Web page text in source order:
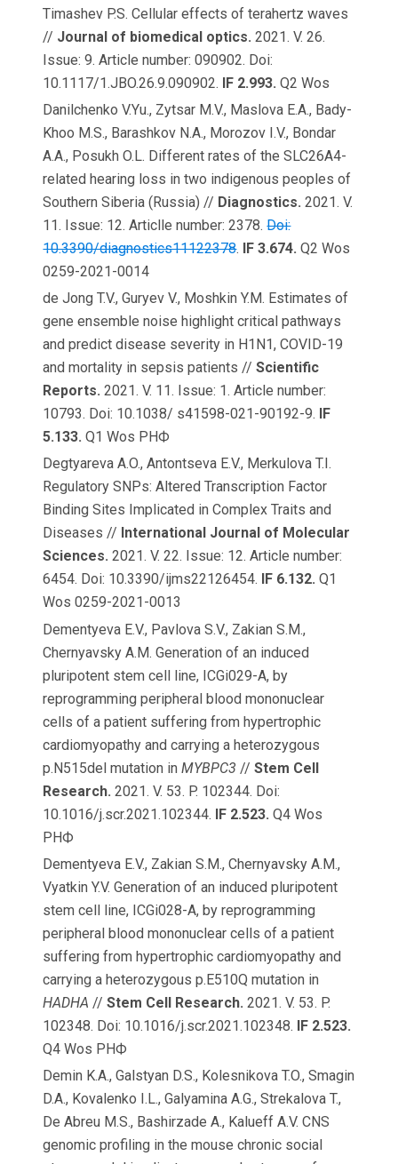
Timashev P.S. Cellular effects of terahertz waves
// Journal of biomedical optics. 2021. V. 26.
Issue: 9. Article number: 090902. Doi:
10.1117/1.JBO.26.9.090902. IF 2.993. Q2 Wos
Danilchenko V.Yu., Zytsar M.V., Maslova E.A., Bady-
Khoo M.S., Barashkov N.A., Morozov I.V., Bondar
A.A., Posukh O.L. Different rates of the SLC26A4-
related hearing loss in two indigenous peoples of
Southern Siberia (Russia) // Diagnostics. 2021. V.
11. Issue: 12. Articlle number: 2378.Doi:
10.3390/diagnostics11122378. IF 3.674. Q2 Wos
0259-2021-0014
de Jong T.V., Guryev V., Moshkin Y.M. Estimates of
gene ensemble noise highlight critical pathways
and predict disease severity in H1N1, COVID-19
and mortality in sepsis patients //Scientific
Reports. 2021. V. 11. Issue: 1. Article number:
10793. Doi: 10.1038/ s41598-021-90192-9.
IF
5.133. Q1 Wos РНФ
Degtyareva A.O., Antontseva E.V., Merkulova T.I.
Regulatory SNPs: Altered Transcription Factor
Binding Sites Implicated in Complex Traits and
Diseases // International Journal of Molecular
Sciences. 2021. V. 22. Issue: 12. Article number:
6454. Doi: 10.3390/ijms22126454.
IF 6.132. Q1
Wos 0259-2021-0013
Dementyeva E.V., Pavlova S.V., Zakian S.M.,
Chernyavsky A.M. Generation of an induced
pluripotent stem cell line, ICGi029-A, by
reprogramming peripheral blood mononuclear
cells of a patient suffering from hypertrophic
cardiomyopathy and carrying a heterozygous
p.N515del mutation inMYBPC3 //Stem Cell
Research. 2021. V. 53. P. 102344. Doi:
10.1016/j.scr.2021.102344. IF 2.523. Q4 Wos
РНФ
Dementyeva E.V., Zakian S.M., Chernyavsky A.M.,
Vyatkin Y.V. Generation of an induced pluripotent
stem cell line, ICGi028-A, by reprogramming
peripheral blood mononuclear cells of a patient
suffering from hypertrophic cardiomyopathy and
carrying a heterozygous p.E510Q mutation in
HADHA //Stem Cell Research. 2021. V. 53. P.
102348. Doi: 10.1016/j.scr.2021.102348. IF 2.523.
Q4 Wos РНФ
Demin K.A., Galstyan D.S., Kolesnikova T.O., Smagin
D.A., Kovalenko I.L., Galyamina A.G., Strekalova T.,
De Abreu M.S., Bashirzade A., Kalueff A.V. CNS
genomic profiling in the mouse chronic social